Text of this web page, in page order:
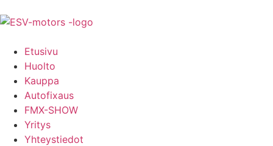
Etusivu
Huolto
Kauppa
Autofixaus
FMX-SHOW
Yritys
Yhteystiedot